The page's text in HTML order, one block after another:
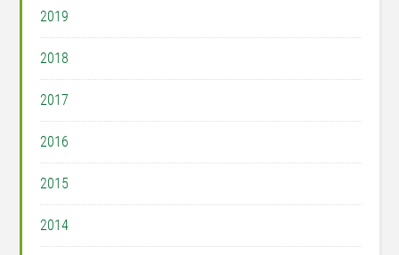
2019
2018
2017
2016
2015
2014